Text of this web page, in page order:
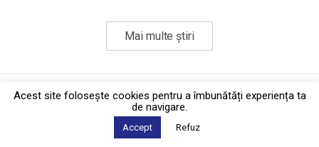
Mai multe știri
Politica de confidențialitate·Contact
2026 © Biziday
Acest site foloseşte cookies pentru a îmbunătăți experiența ta
de navigare.
Accept Refuz